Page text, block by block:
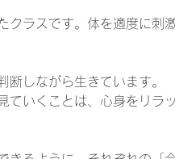
クラスです。体を適度に刺
しながら生きています。
いくことは、心身をリラ